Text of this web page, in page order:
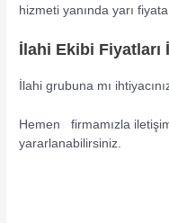
hizmeti yanında yarı
İlahi Ekibi Fiyatları
İlahi grubuna mı
Hemen firmamızla
yararlanabilirsiniz.